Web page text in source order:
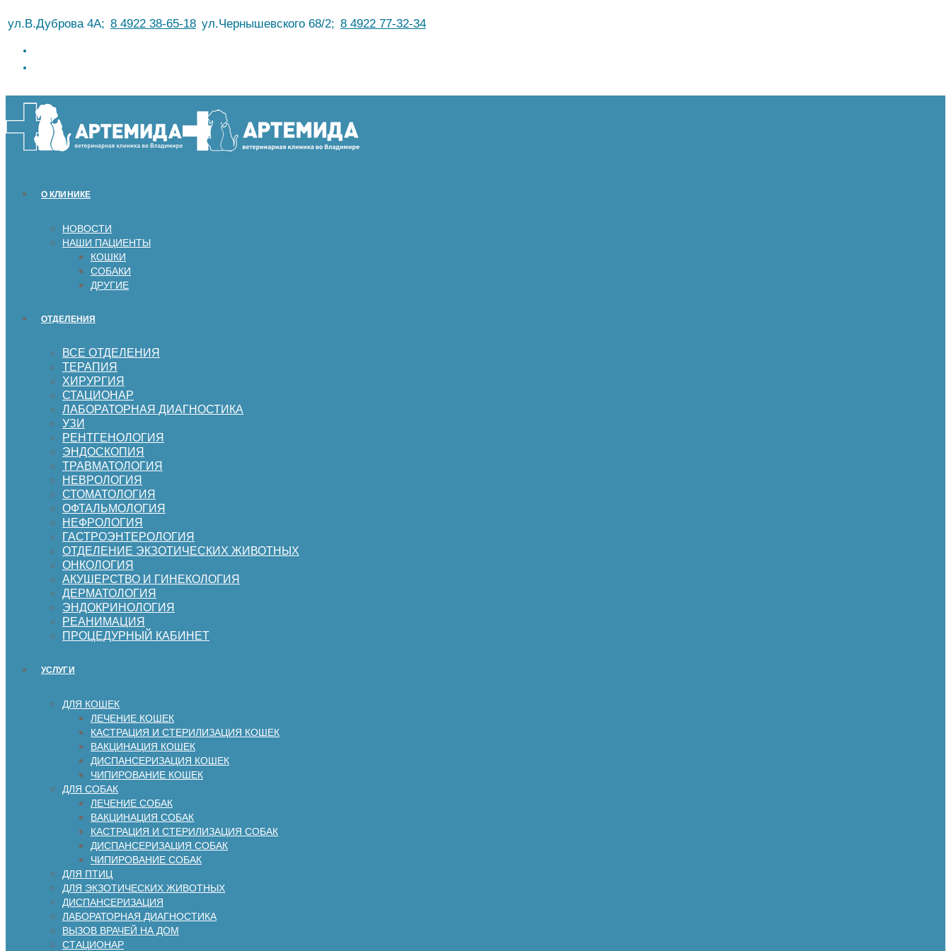
кул.В.Дуброва 4А; 8 4922 38-65-18 ул.Чернышевского 68/2; 8 4922 77-32-34
О КЛИНИКЕ
НОВОСТИ
НАШИ ПАЦИЕНТЫ
КОШКИ
СОБАКИ
ДРУГИЕ
ОТДЕЛЕНИЯ
ВСЕ ОТДЕЛЕНИЯ
ТЕРАПИЯ
ХИРУРГИЯ
СТАЦИОНАР
ЛАБОРАТОРНАЯ ДИАГНОСТИКА
УЗИ
РЕНТГЕНОЛОГИЯ
ЭНДОСКОПИЯ
ТРАВМАТОЛОГИЯ
НЕВРОЛОГИЯ
СТОМАТОЛОГИЯ
ОФТАЛЬМОЛОГИЯ
НЕФРОЛОГИЯ
ГАСТРОЭНТЕРОЛОГИЯ
ОТДЕЛЕНИЕ ЭКЗОТИЧЕСКИХ ЖИВОТНЫХ
ОНКОЛОГИЯ
АКУШЕРСТВО И ГИНЕКОЛОГИЯ
ДЕРМАТОЛОГИЯ
ЭНДОКРИНОЛОГИЯ
РЕАНИМАЦИЯ
ПРОЦЕДУРНЫЙ КАБИНЕТ
УСЛУГИ
ДЛЯ КОШЕК
ЛЕЧЕНИЕ КОШЕК
КАСТРАЦИЯ И СТЕРИЛИЗАЦИЯ КОШЕК
ВАКЦИНАЦИЯ КОШЕК
ДИСПАНСЕРИЗАЦИЯ КОШЕК
ЧИПИРОВАНИЕ КОШЕК
ДЛЯ СОБАК
ЛЕЧЕНИЕ СОБАК
ВАКЦИНАЦИЯ СОБАК
КАСТРАЦИЯ И СТЕРИЛИЗАЦИЯ СОБАК
ДИСПАНСЕРИЗАЦИЯ СОБАК
ЧИПИРОВАНИЕ СОБАК
ДЛЯ ПТИЦ
ДЛЯ ЭКЗОТИЧЕСКИХ ЖИВОТНЫХ
ДИСПАНСЕРИЗАЦИЯ
ЛАБОРАТОРНАЯ ДИАГНОСТИКА
ВЫЗОВ ВРАЧЕЙ НА ДОМ
СТАЦИОНАР